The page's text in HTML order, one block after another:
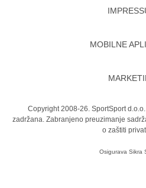
MOBILNE
Copyright 2008-26. SportSport
zadržana. Zabranjeno preuzimanje
o zaštiti
Osigurava Sikra